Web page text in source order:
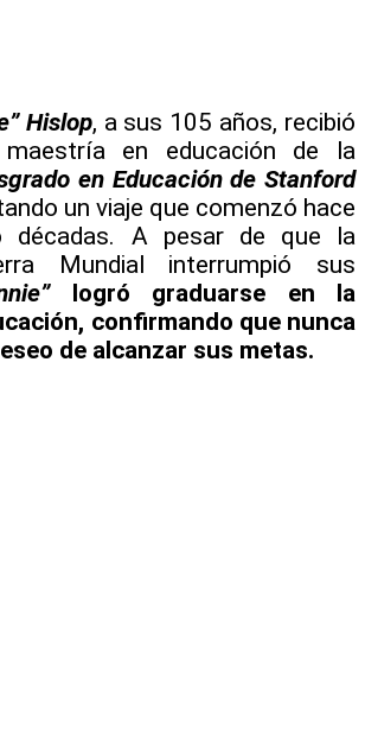
Hislop, a sus 105 años, recibió
en educación de la
en Educación de Stanford
un viaje que comenzó hace
décadas. A pesar de que la
Mundial interrumpió sus
logró graduarse en la
confirmando que nunca
de alcanzar sus metas.